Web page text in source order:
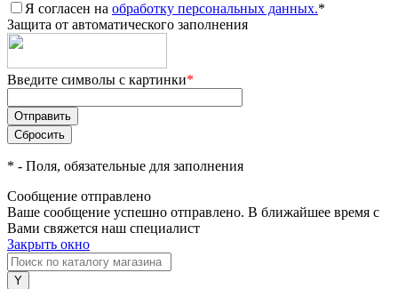
Я согласен на обработку персональных данных.*
Защита от автоматического заполнения
Введите символы с картинки*
* - Поля, обязательные для заполнения
Сообщение отправлено
Ваше сообщение успешно отправлено. В ближайшее время с
Вами свяжется наш специалист
Закрыть окно